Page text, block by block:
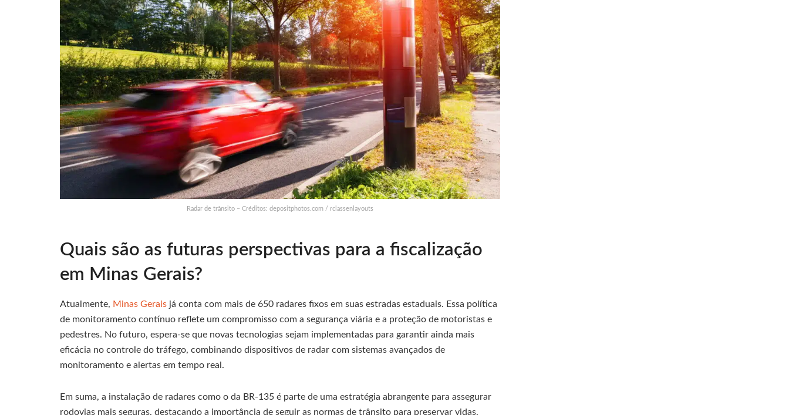
Radar de trânsito – Créditos: depositphotos.com / rclassenlayouts
Quais são as futuras perspectivas para a fiscalização
em Minas Gerais?
Atualmente, Minas Gerais já conta com mais de 650 radares fixos em suas estradas estaduais. Essa política
de monitoramento contínuo reflete um compromisso com a segurança viária e a proteção de motoristas e
pedestres. No futuro, espera-se que novas tecnologias sejam implementadas para garantir ainda mais
eficácia no controle do tráfego, combinando dispositivos de radar com sistemas avançados de
monitoramento e alertas em tempo real.
Em suma, a instalação de radares como o da BR-135 é parte de uma estratégia abrangente para assegurar
rodovias mais seguras, destacando a importância de seguir as normas de trânsito para preservar vidas.